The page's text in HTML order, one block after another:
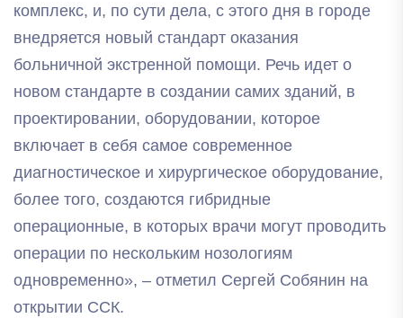
комплекс, и, по сути дела, с этого дня в городе
внедряется новый стандарт оказания
больничной экстренной помощи. Речь идет о
новом стандарте в создании самих зданий, в
проектировании, оборудовании, которое
включает в себя самое современное
диагностическое и хирургическое оборудование,
более того, создаются гибридные
операционные, в которых врачи могут проводить
операции по нескольким нозологиям
одновременно», – отметил Сергей Собянин на
открытии ССК.